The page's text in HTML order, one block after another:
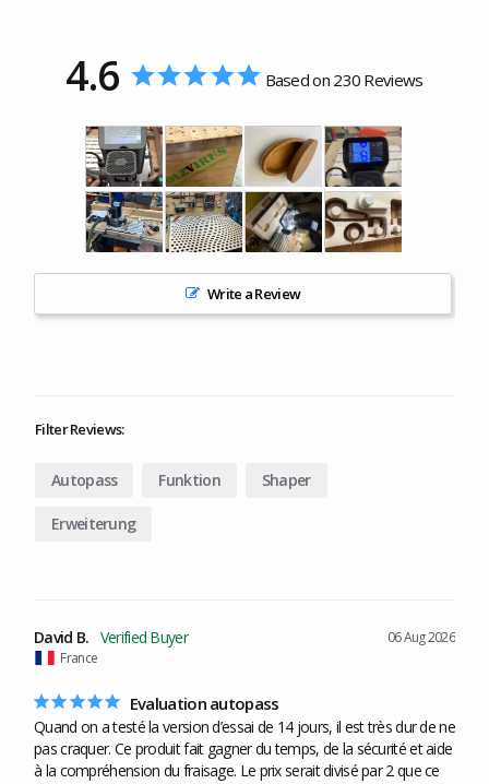
4.6 Based on 230 Reviews
Write a Review
Filter Reviews:
Autopass Funktion Shaper
Erweiterung
06 Aug 2026
David B.
France
Evaluation autopass
Quand on a testé la version d’essai de 14 jours, il est très dur de ne
pas craquer. Ce produit fait gagner du temps, de la sécurité et aide
à la compréhension du fraisage. Le prix serait divisé par 2 que ce